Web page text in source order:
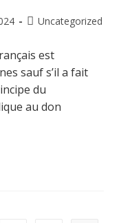
Uncategorized
est
sauf s’il a fait
du
au don